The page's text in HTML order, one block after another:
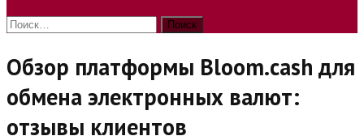
Найти:
Обзор платформы Bloom.cash для
обмена электронных валют:
отзывы клиентов